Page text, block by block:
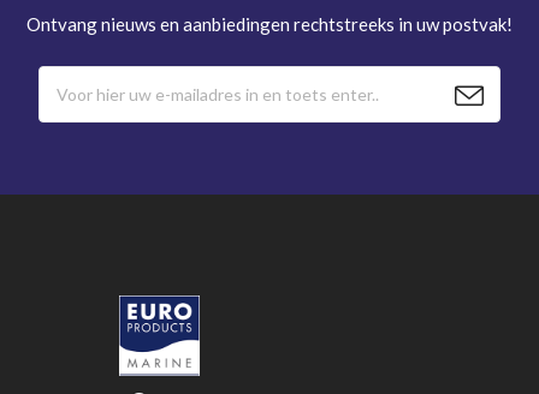
Ontvang nieuws en aanbiedingen rechtstreeks in uw postvak!